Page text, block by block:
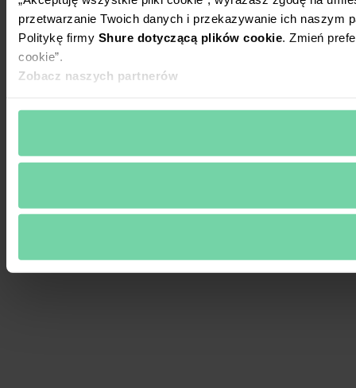
przetwarzanie Twoich danych i przekazywanie ich
Politykę firmy Shure dotyczącą plików cookie . Zmień
cookie”.
Zobacz naszych partnerów